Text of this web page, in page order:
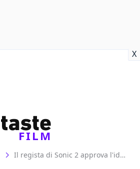
X
FILM
Il regista di Sonic 2 approva l'idea di un film su Super Smash Bros.